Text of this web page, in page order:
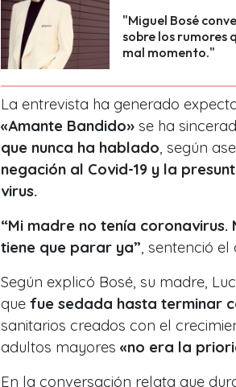
"Miguel Bosé
sobre los rumores
mal momento."
La entrevista ha generado
«Amante Bandido» se ha
que nunca ha hablado , según
negación al Covid-19 y la
virus.
“Mi madre no tenía coronavirus.
tiene que parar ya” sentenció el
Según explicó Bosé, su madre,
que fue sedada hasta terminar
sanitarios creados con el
adultos mayores «no era la
En la conversación relata que